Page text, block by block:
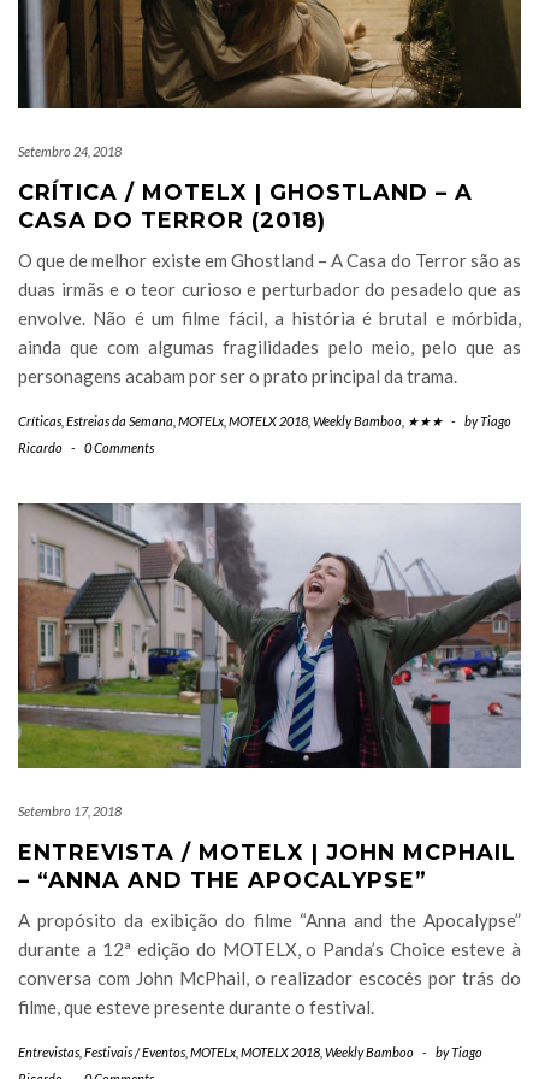
Setembro 24, 2018
CRÍTICA / MOTELX | GHOSTLAND – A
CASA DO TERROR (2018)
O que de melhor existe em Ghostland – A Casa do Terror são as
duas irmãs e o teor curioso e perturbador do pesadelo que as
envolve. Não é um filme fácil, a história é brutal e mórbida,
ainda que com algumas fragilidades pelo meio, pelo que as
personagens acabam por ser o prato principal da trama.
Críticas Estreias da Semana MOTELx MOTELX 2018 Weekly Bamboo ★★★ - byTiago
Ricardo - 0 Comments
Setembro 17, 2018
ENTREVISTA / MOTELX | JOHN MCPHAIL
– “ANNA AND THE APOCALYPSE”
A propósito da exibição do filme “Anna and the Apocalypse”
durante a 12ª edição do MOTELX, o Panda’s Choice esteve à
conversa com John McPhail, o realizador escocês por trás do
filme, que esteve presente durante o festival.
Entrevistas Festivais / Eventos MOTELx MOTELX 2018 Weekly Bamboo - byTiago